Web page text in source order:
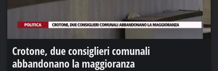
Crotone, due consiglieri comunali
abbandonano la maggioranza